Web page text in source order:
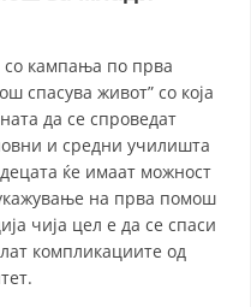
ЦКРМ
кампања по прва
спасува живот” со која
да се спроведат
и средни училишта
ќе имаат можност
на прва помош
чија цел е да се спаси
компликациите од